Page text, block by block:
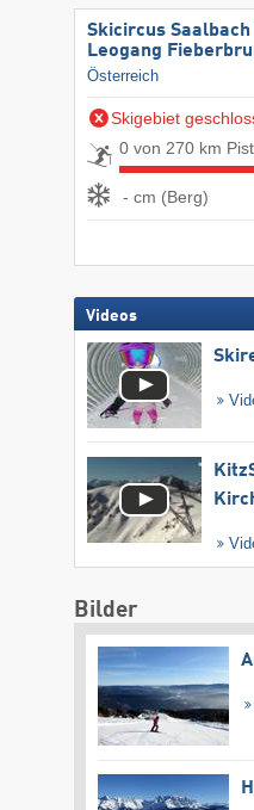
Skicircus
Leogang
Österreich
Skigebiet
0 von 270 km
- cm (Berg)
Videos
Bilder